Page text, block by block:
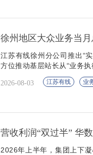
徐州地区大众业务当
江苏有线徐州分公司推出“
方位推动基层站长从“业务执
2026-08-03 江苏有线 业
营收利润“双过半” 华
2026年上半年，集团上下